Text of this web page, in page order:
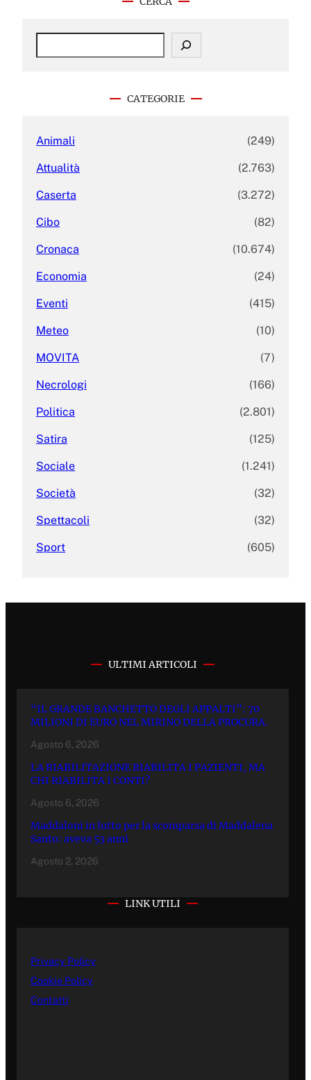
S
CATEGORIE
Animali (249)
Attualità (2.763)
Caserta (3.272)
Cibo (82)
Cronaca (10.674)
Economia (24)
Eventi (415)
Meteo (10)
MOVITA (7)
Necrologi (166)
Politica (2.801)
Satira (125)
Sociale (1.241)
Società (32)
Spettacoli (32)
Sport (605)
ULTIMI ARTICOLI
“IL GRANDE BANCHETTO DEGLI APPALTI”: 70
MILIONI DI EURO NEL MIRINO DELLA PROCURA.
Agosto 6, 2026
LA RIABILITAZIONE RIABILITA I PAZIENTI, MA
CHI RIABILITA I CONTI?
Agosto 6, 2026
Maddaloni in lutto per la scomparsa di Maddalena
Santo: aveva 53 anni
Agosto 2, 2026
LINK UTILI
Privacy Policy
Cookie Policy
Contatti